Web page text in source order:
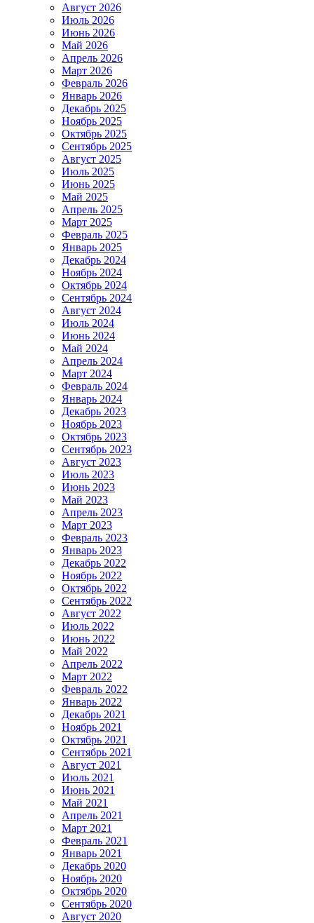
Август 2026
Июль 2026
Июнь 2026
Май 2026
Апрель 2026
Март 2026
Февраль 2026
Январь 2026
Декабрь 2025
Ноябрь 2025
Октябрь 2025
Сентябрь 2025
Август 2025
Июль 2025
Июнь 2025
Май 2025
Апрель 2025
Март 2025
Февраль 2025
Январь 2025
Декабрь 2024
Ноябрь 2024
Октябрь 2024
Сентябрь 2024
Август 2024
Июль 2024
Июнь 2024
Май 2024
Апрель 2024
Март 2024
Февраль 2024
Январь 2024
Декабрь 2023
Ноябрь 2023
Октябрь 2023
Сентябрь 2023
Август 2023
Июль 2023
Июнь 2023
Май 2023
Апрель 2023
Март 2023
Февраль 2023
Январь 2023
Декабрь 2022
Ноябрь 2022
Октябрь 2022
Сентябрь 2022
Август 2022
Июль 2022
Июнь 2022
Май 2022
Апрель 2022
Март 2022
Февраль 2022
Январь 2022
Декабрь 2021
Ноябрь 2021
Октябрь 2021
Сентябрь 2021
Август 2021
Июль 2021
Июнь 2021
Май 2021
Апрель 2021
Март 2021
Февраль 2021
Январь 2021
Декабрь 2020
Ноябрь 2020
Октябрь 2020
Сентябрь 2020
Август 2020